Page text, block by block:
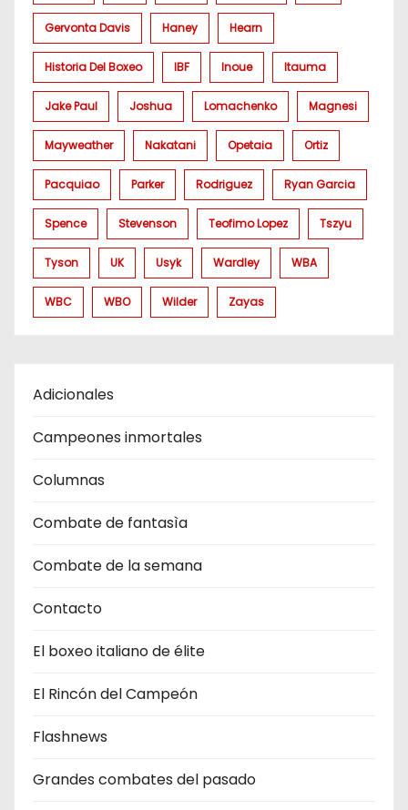
Gervonta Davis Haney Hearn
Historia Del Boxeo IBF Inoue Itauma
Jake Paul Joshua Lomachenko Magnesi
Mayweather Nakatani Opetaia Ortiz
Pacquiao Parker Rodriguez Ryan Garcia
Spence Stevenson Teofimo Lopez Tszyu
Tyson UK Usyk Wardley WBA
WBC WBO Wilder Zayas
Adicionales
Campeones inmortales
Columnas
Combate de fantasìa
Combate de la semana
Contacto
El boxeo italiano de élite
El Rincón del Campeón
Flashnews
Grandes combates del pasado